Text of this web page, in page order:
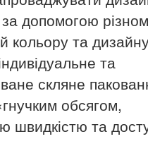
за допомогою
кольору та
та
скляне
обсягом,
швидкістю та